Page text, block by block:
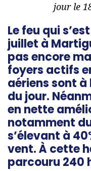
jour le
Le feu qui
juillet à
pas encore
foyers actifs
aériens sont
du jour.
en nette
notamment
s’élevant à
vent. À cette
parcouru 240